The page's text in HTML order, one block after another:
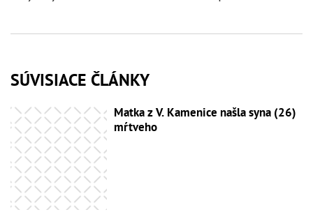
SÚVISIACE ČLÁNKY
Matka z V. Kamenice našla syna (26)
mŕtveho